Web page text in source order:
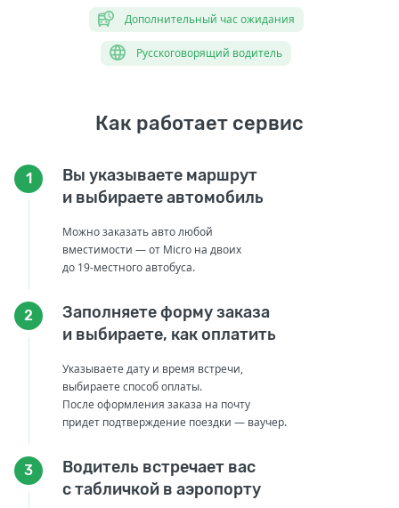
Дополнительный час ожидания
Русскоговорящий водитель
Как работает сервис
1
Вы указываете маршрут
и выбираете автомобиль
Можно заказать авто любой
вместимости — от Micro на двоих
до 19-местного автобуса.
2
Заполняете форму заказа
и выбираете, как оплатить
Указываете дату и время встречи,
выбираете способ оплаты.
После оформления заказа на почту
придет подтверждение поездки — ваучер.
3
Водитель встречает вас
с табличкой в аэропорту